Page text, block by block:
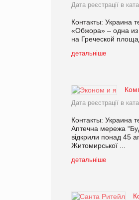
Дата реєстрації в
Контакты: Украина
«Обжора» – одна из
на Греческой
детальніше
Дата реєстрації в
Контакты: Украина
Аптечна мережа
відкрили понад 45
Житомирської ...
детальніше